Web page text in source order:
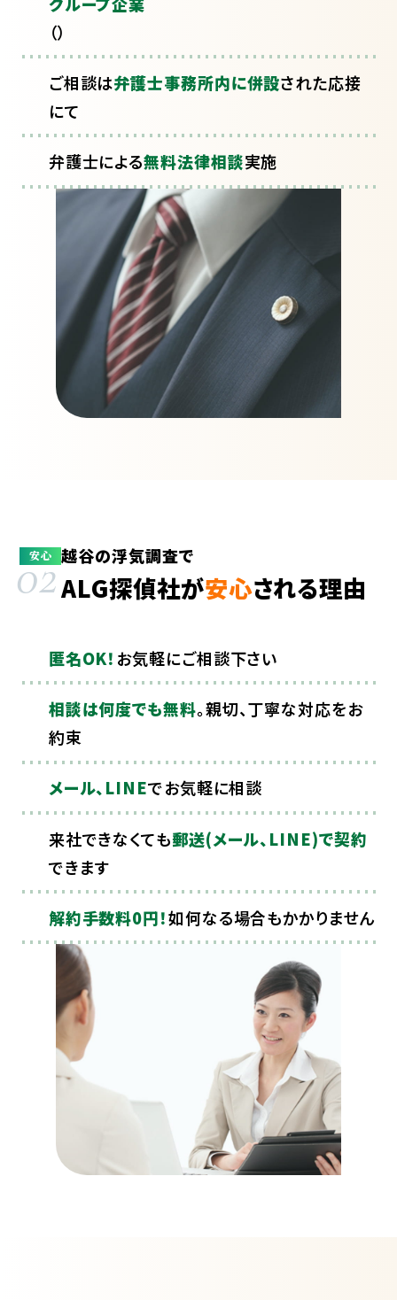
（）
ご相談は弁護士事務所内に併設された応接
にて
弁護士による無料法律相談実施
安心
02越谷の浮気調査で
ALG探偵社が安心される理由
匿名OK！ お気軽にご相談下さい
相談は何度でも無料。親切、丁寧な対応をお
約束
メール、LINEでお気軽に相談
来社できなくても郵送(メール、LINE)で契約
できます
解約手数料0円！如何なる場合もかかりません